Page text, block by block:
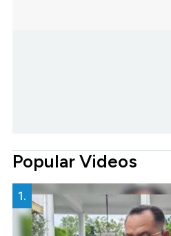
Popular Videos
1.